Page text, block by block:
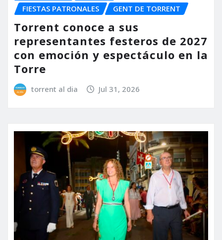
FIESTAS PATRONALES
GENT DE TORRENT
Torrent conoce a sus
representantes festeros de 2027
con emoción y espectáculo en la
Torre
torrent al dia Jul 31, 2026